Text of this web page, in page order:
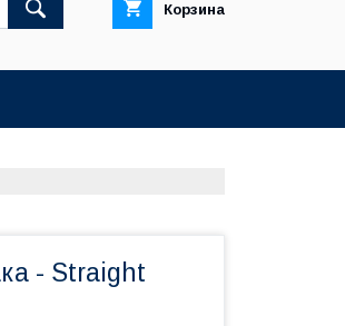
Корзина
- Straight